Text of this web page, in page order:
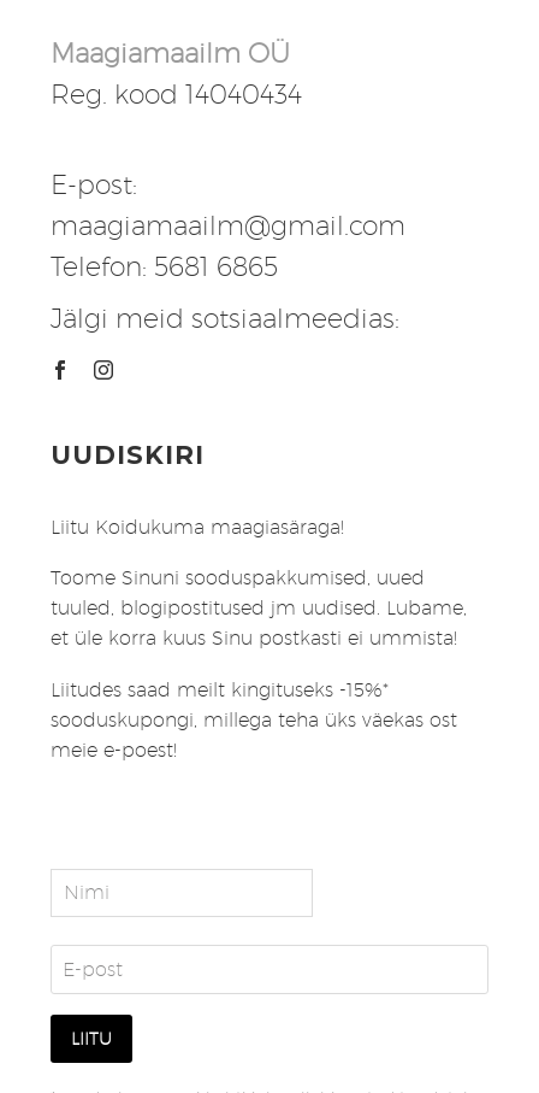
Maagiamaailm OÜ
Reg. kood 14040434
E-post:
maagiamaailm@gmail.com
Telefon: 5681 6865
Jälgi meid sotsiaalmeedias:
UUDISKIRI
Liitu Koidukuma maagiasäraga!
Toome Sinuni sooduspakkumised, uued
tuuled, blogipostitused jm uudised. Lubame,
et üle korra kuus Sinu postkasti ei ummista!
Liitudes saad meilt kingituseks -15%*
sooduskupongi, millega teha üks väekas ost
meie e-poest!